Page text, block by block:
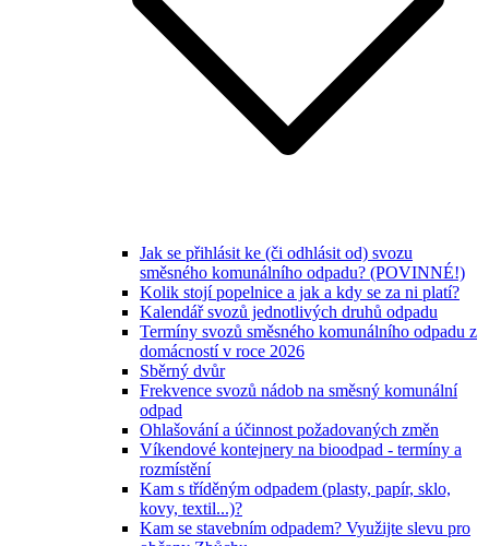
Jak se přihlásit ke (či odhlásit od) svozu
směsného komunálního odpadu? (POVINNÉ!)
Kolik stojí popelnice a jak a kdy se za ni platí?
Kalendář svozů jednotlivých druhů odpadu
Termíny svozů směsného komunálního odpadu z
domácností v roce 2026
Sběrný dvůr
Frekvence svozů nádob na směsný komunální
odpad
Ohlašování a účinnost požadovaných změn
Víkendové kontejnery na bioodpad - termíny a
rozmístění
Kam s tříděným odpadem (plasty, papír, sklo,
kovy, textil...)?
Kam se stavebním odpadem? Využijte slevu pro